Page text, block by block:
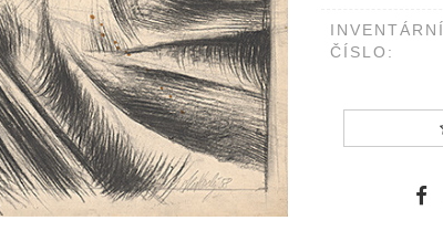
INVENTÁRNÍ
ČÍSLO: